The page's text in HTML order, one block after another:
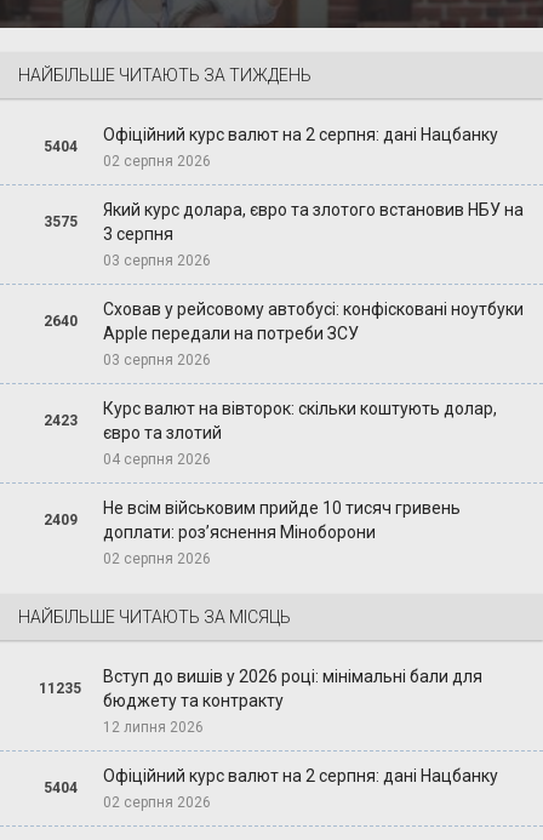
НАЙБІЛЬШЕ ЧИТАЮТЬ ЗА ТИЖДЕНЬ
5404
Офіційний курс валют на 2 серпня: дані Нацбанку
02 серпня 2026
3575
Який курс долара, євро та злотого встановив НБУ на
3 серпня
03 серпня 2026
2640
Сховав у рейсовому автобусі: конфісковані ноутбуки
Apple передали на потреби ЗСУ
03 серпня 2026
2423
Курс валют на вівторок: скільки коштують долар,
євро та злотий
04 серпня 2026
2409
Не всім військовим прийде 10 тисяч гривень
доплати: роз’яснення Міноборони
02 серпня 2026
НАЙБІЛЬШЕ ЧИТАЮТЬ ЗА МІСЯЦЬ
11235
Вступ до вишів у 2026 році: мінімальні бали для
бюджету та контракту
12 липня 2026
5404
Офіційний курс валют на 2 серпня: дані Нацбанку
02 серпня 2026